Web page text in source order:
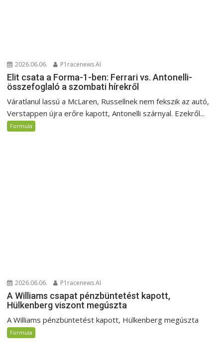
2026.06.06. P1racenews AI
Elit csata a Forma-1-ben: Ferrari vs. Antonelli-
összefoglaló a szombati hírekről
Váratlanul lassú a McLaren, Russellnek nem fekszik az autó,
Verstappen újra erőre kapott, Antonelli szárnyal. Ezekről...
Formula
2026.06.06. P1racenews AI
A Williams csapat pénzbüntetést kapott,
Hülkenberg viszont megúszta
A Williams pénzbüntetést kapott, Hülkenberg megúszta
Formula